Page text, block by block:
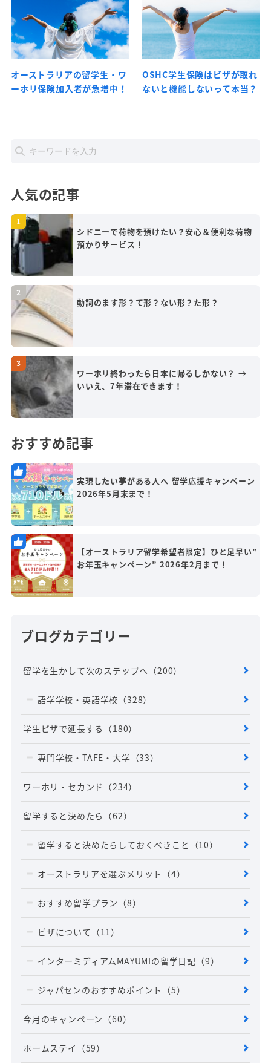
オーストラリアの留学生・ワ
ーホリ保険加入者が急増中！
OSHC学生保険はビザが取れ
ないと機能しないって本当？
人気の記事
シドニーで荷物を預けたい？安心＆便利な荷物
預かりサービス！
動詞のます形？て形？ない形？た形？
ワーホリ終わったら日本に帰るしかない？ →
いいえ、7年滞在できます！
おすすめ記事
実現したい夢がある人へ 留学応援キャンペーン
2026年5月末まで！
【オーストラリア留学希望者限定】ひと足早い”
お年玉キャンペーン” 2026年2月まで！
ブログカテゴリー
留学を生かして次のステップへ （200）
語学学校・英語学校 （328）
学生ビザで延長する （180）
専門学校・TAFE・大学 （33）
ワーホリ・セカンド （234）
留学すると決めたら （62）
留学すると決めたらしておくべきこと （10）
オーストラリアを選ぶメリット （4）
おすすめ留学プラン （8）
ビザについて （11）
インターミディアムMAYUMIの留学日記 （9）
ジャパセンのおすすめポイント （5）
今月のキャンペーン （60）
ホームステイ （59）